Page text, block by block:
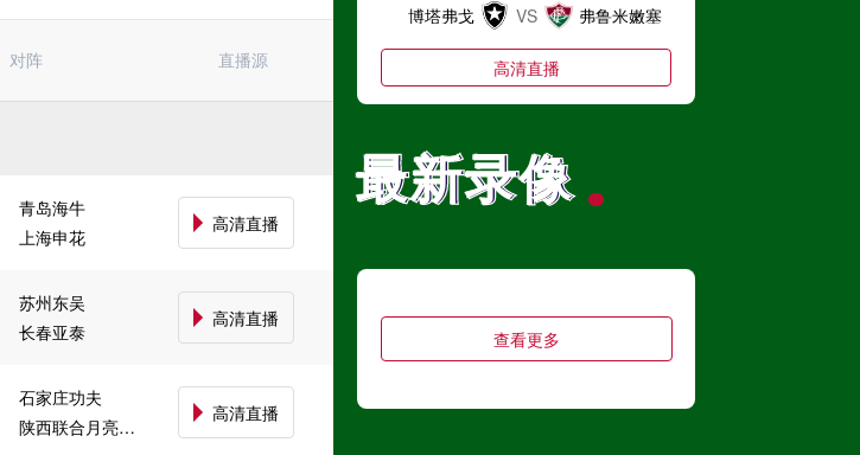
联
对阵 直播源
青岛海牛
上海申花
高清直播
苏州东吴
长春亚泰
高清直播
石家庄功夫
陕西联合月亮泊队
高清直播
博塔弗戈 VS 弗鲁米嫩塞
高清直播
中甲
高清直播
中超
最新录像
最新录像
查看更多